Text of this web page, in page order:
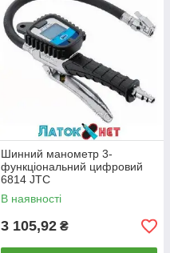
Шинний манометр 3-
функціональний цифровий
6814 JTC
В наявності
3 105,92 ₴